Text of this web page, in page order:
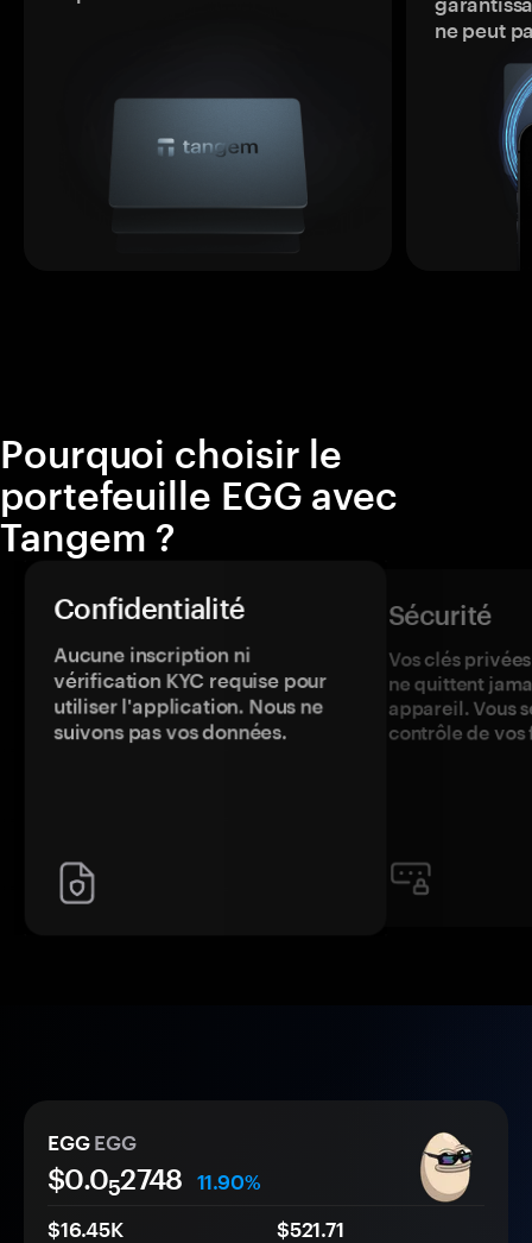
ne peut
Pourquoi choisir le
portefeuille EGG avec
Tangem ?
Confidentialité
Aucune inscription ni
vérification KYC requise pour
utiliser l'application. Nous ne
suivons pas vos données.
Sécurité
Vos clés
ne quittent
appareil. Vous
contrôle de vos
EGG EGG
$0.052748
11.90%
$16.45K
$521.71